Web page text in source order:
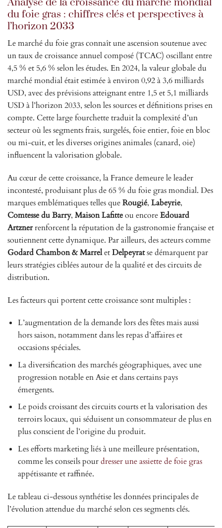
Analyse de la croissance du marché mondial
du foie gras : chiffres clés et perspectives à
l’horizon 2033
Le marché du foie gras connaît une ascension soutenue avec
un taux de croissance annuel composé (TCAC) oscillant entre
4,5 % et 5,6 % selon les études. En 2024, la valeur globale du
marché mondial était estimée à environ 0,92 à 3,6 milliards
USD, avec des prévisions atteignant entre 1,5 et 5,1 milliards
USD à l’horizon 2033, selon les sources et définitions prises en
compte. Cette large fourchette traduit la complexité d’un
secteur où les segments frais, surgelés, foie entier, foie en bloc
ou mi-cuit, et les diverses origines animales (canard, oie)
influencent la valorisation globale.
Au cœur de cette croissance, la France demeure le leader
incontesté, produisant plus de 65 % du foie gras mondial. Des
marques emblématiques telles queRougié, Labeyrie,
Comtesse du Barry, Maison Lafitteou encoreEdouard
Artznerrenforcent la réputation de la gastronomie française et
soutiennent cette dynamique. Par ailleurs, des acteurs comme
Godard Chambon & MarreletDelpeyratse démarquent par
leurs stratégies ciblées autour de la qualité et des circuits de
distribution.
Les facteurs qui portent cette croissance sont multiples :
L’augmentation de la demande lors des fêtes mais aussi
hors saison, notamment dans les repas d’affaires et
occasions spéciales.
La diversification des marchés géographiques, avec une
progression notable en Asie et dans certains pays
émergents.
Le poids croissant des circuits courts et la valorisation des
terroirs locaux, qui séduisent un consommateur de plus en
plus conscient de l’origine du produit.
Les efforts marketing liés à une meilleure présentation,
comme les conseils pourdresser une assiette de foie gras
appétissante et raffinée.
Le tableau ci-dessous synthétise les données principales de
l’évolution attendue du marché selon ces segments clés.